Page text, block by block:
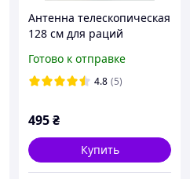
Антенна телескопическая
128 см для раций
DP4600e, DP4800e, R7 для
усиления сигнала
Готово к отправке
4.8 (5)
495₴
Купить